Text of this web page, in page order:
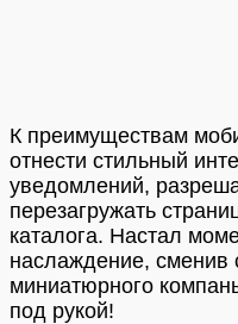
К преимуществам
отнести стильный
уведомлений,
перезагружать
каталога. Настал
наслаждение, сменив
миниатюрного
под рукой!